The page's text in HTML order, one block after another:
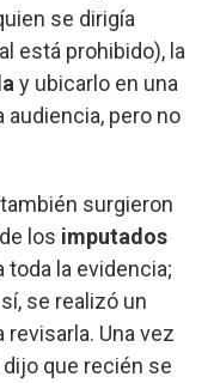
se dirigía
está prohibido), la
y ubicarlo en una
audiencia, pero no
surgieron
los imputados
toda la evidencia;
se realizó un
Una vez
que recién se